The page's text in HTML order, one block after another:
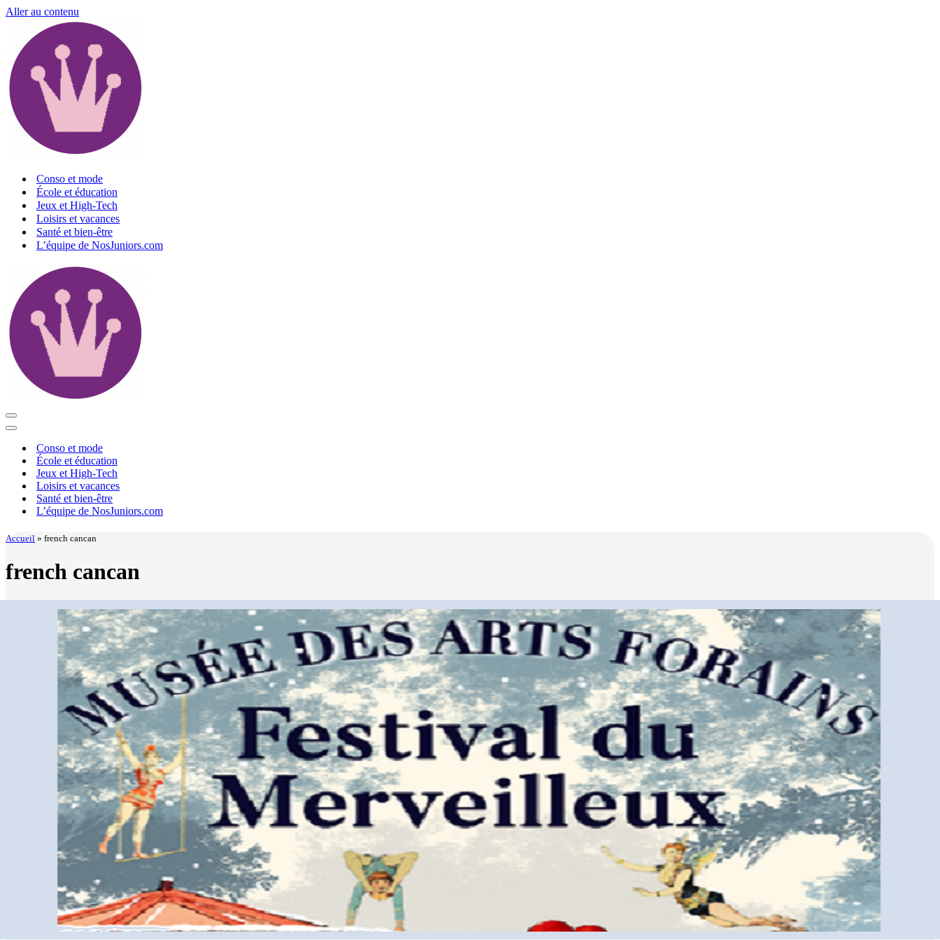
Aller au contenu
Conso et mode
École et éducation
Jeux et High-Tech
Loisirs et vacances
Santé et bien-être
L’équipe de NosJuniors.com
Menu
de
Menu
navigationConso et mode
École et éducation
Jeux et High-Tech
Loisirs et vacances
Santé et bien-être
L’équipe de NosJuniors.com
Accueil » french cancan
french cancan